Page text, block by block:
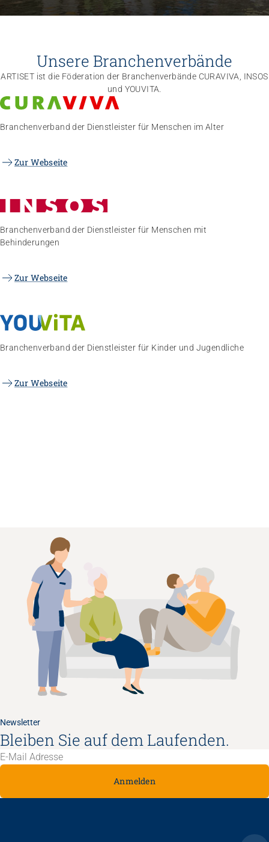
Unsere Branchenverbände
ARTISET ist die Föderation der Branchenverbände CURAVIVA, INSOS
und YOUVITA.
Branchenverband der Dienstleister für Menschen im Alter
Zur Webseite
Branchenverband der Dienstleister für Menschen mit
Behinderungen
Zur Webseite
Branchenverband der Dienstleister für Kinder und Jugendliche
Zur Webseite
Newsletter
Bleiben Sie auf dem Laufenden.
Anmelden